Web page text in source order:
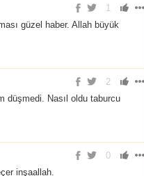
1
güzel haber. Allah büyük
2
düşmedi. Nasıl oldu taburcu
0
inşaallah.